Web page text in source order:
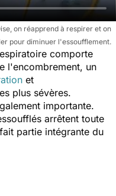
on réapprend à respirer et on
pour diminuer l'essoufflement.
comporte
l'encombrement, un
et
plus sévères.
importante.
arrêtent toute
partie intégrante du